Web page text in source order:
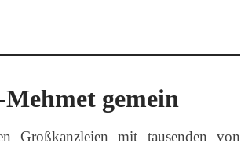
gemein
Großkanzleien mit tausenden von